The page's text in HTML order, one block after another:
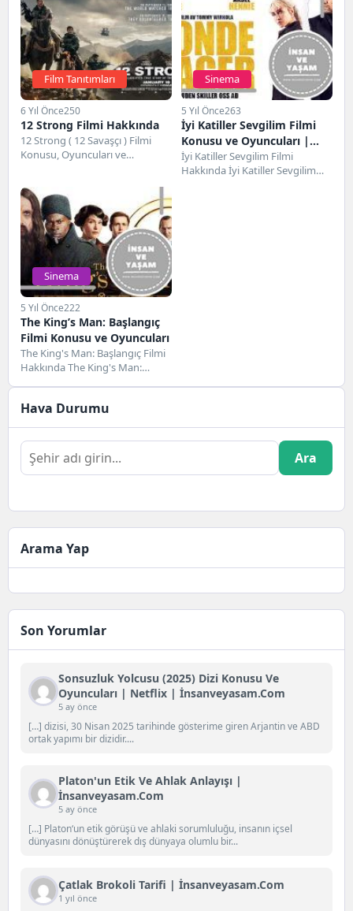
Film Tanıtımları
6 Yıl Önce250
12 Strong Filmi Hakkında
12 Strong ( 12 Savaşçı ) Filmi
Konusu, Oyuncuları ve
Sinema
5 Yıl Önce263
İyi Katiller Sevgilim Filmi
Konusu ve Oyuncuları |
Netflix
İyi Katiller Sevgilim Filmi
Hakkında İyi Katiller Sevgilim
Sinema
5 Yıl Önce222
The King’s Man: Başlangıç
Filmi Konusu ve Oyuncuları
The King's Man: Başlangıç Filmi
Hakkında The King's Man:
Hava Durumu
Ara
Arama Yap
Son Yorumlar
Sonsuzluk Yolcusu (2025) Dizi Konusu Ve
Oyuncuları | Netflix | İnsanveyasam.com
5 ay önce
[…] dizisi, 30 Nisan 2025 tarihinde gösterime giren Arjantin ve ABD
ortak yapımı bir dizidir....
Platon'un Etik Ve Ahlak Anlayışı |
İnsanveyasam.com
5 ay önce
[…] Platon‘un etik görüşü ve ahlaki sorumluluğu, insanın içsel
dünyasını dönüştürerek dış dünyaya olumlu bir...
Çatlak Brokoli Tarifi | İnsanveyasam.com
1 yıl önce